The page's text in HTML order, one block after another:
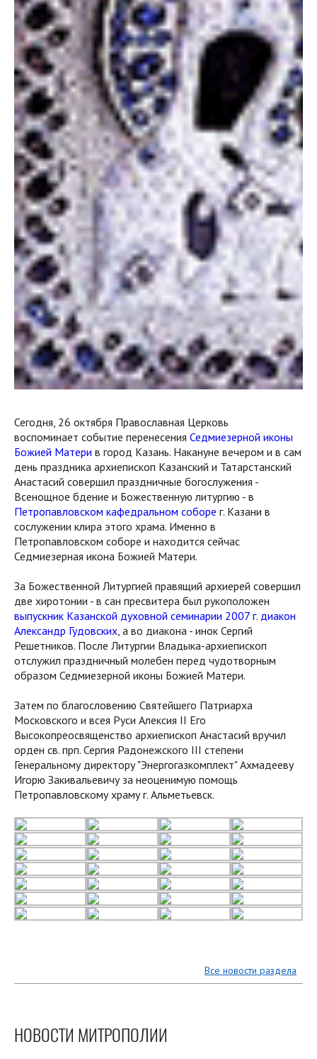
Сегодня, 26 октября Православная Церковь
воспоминает событие перенесения Седмиезерной иконы
Божией Матери в город Казань. Накануне вечером и в сам
день праздника архиепископ Казанский и Татарстанский
Анастасий совершил праздничные богослужения -
Всенощное бдение и Божественную литургию - в
Петропавловском кафедральном соборе г. Казани в
сослужении клира этого храма. Именно в
Петропавловском соборе и находится сейчас
Седмиезерная икона Божией Матери.
За Божественной Литургией правящий архиерей совершил
две хиротонии - в сан пресвитера был рукоположен
выпускник Казанской духовной семинарии 2007 г. диакон
Александр Гудовских , а во диакона - инок Сергий
Решетников. После Литургии Владыка-архиепископ
отслужил праздничный молебен перед чудотворным
образом Седмиезерной иконы Божией Матери.
Затем по благословению Святейшего Патриарха
Московского и всея Руси Алексия II Его
Высокопреосвященство архиепископ Анастасий вручил
орден св. прп. Сергия Радонежского III степени
Генеральному директору "Энергогазкомплект" Ахмадееву
Игорю Закивальевичу за неоценимую помощь
Петропавловскому храму г. Альметьевск.
Все новости раздела
НОВОСТИ МИТРОПОЛИИ